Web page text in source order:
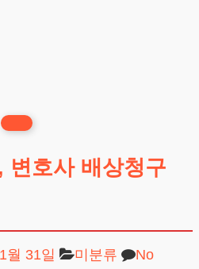
변호사 배상청구
월 31일 미분류
No